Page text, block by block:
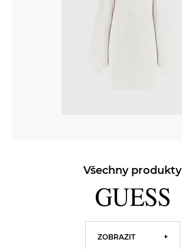
Všechny produkty
ZOBRAZIT